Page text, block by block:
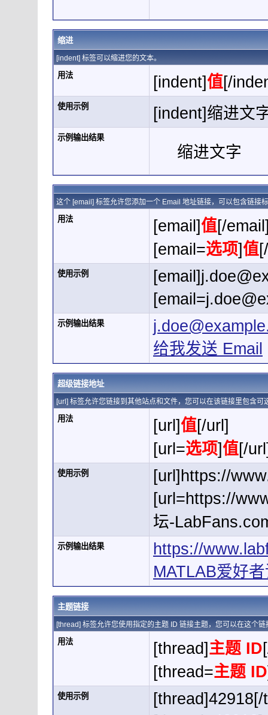
缩进
[indent] 标签可以缩进您的文本。
用法 [indent]值[/
使用示例 [indent]缩进文
示例输出结果
缩进文字
这个 [email] 标签允许您添加一个 Email 地址链接，可以包含链接
用法 [email]值[/
[email=选项]值
使用示例 [email]
[
示例输出结果
给我发送 Email
超级链接地址
[url] 标签允许您链接到其他站点和文件，您可以在该链接里包含可
用法 [url]值[/url]
[url=选项]值[/
使用示例
[url]https://
[url=https://
坛-
示例输出结果
https://
MATLAB爱好
主题链接
[thread] 标签允许您使用指定的主题 ID 链接主题，您可以在这个
用法 [thread]主题 ID
[thread=主题 ID
使用示例